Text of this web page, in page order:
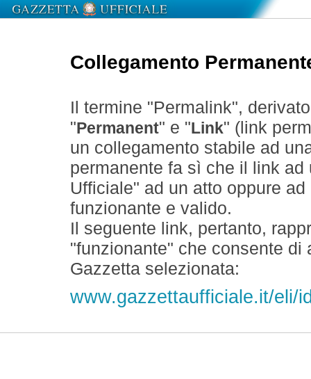
Collegamento
Il termine "Permalink",
" Permanent" e " Link" (link
un collegamento stabile ad
permanente fa sì che il link
Ufficiale" ad un atto oppure
funzionante e valido.
Il seguente link, pertanto,
"funzionante" che consente
Gazzetta selezionata:
www.gazzettaufficiale.it/eli/